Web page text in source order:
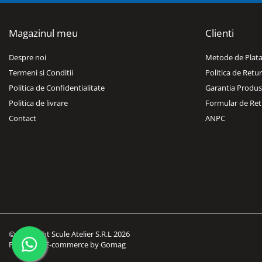
Dulapuri, Module, Cutii
Module pentru dulapuri
Cutii de Scule
Chei/Tubulare/Biti
Biti
Tubulare
Burghie/accesorii
Perii/Perii de Sarma
Poansoane / Punctatoare /
Magazinul meu
Despre noi
Termeni si Conditii
Politica de Confidentialitate
Politica de livrare
Contact
Clienti
Metode de Plata
Politica de Retur
Garantia
Formular de
ANPC
©Copyright Scule Atelier S.R.L 2026
Platforma E-commerce by Gomag